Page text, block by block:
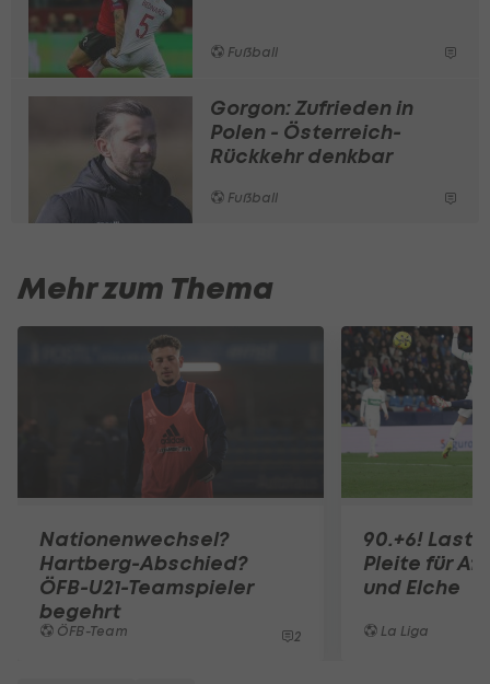
Fußball
Gorgon: Zufrieden in
Polen - Österreich-
Rückkehr denkbar
Fußball
Mehr zum Thema
Nationenwechsel?
Hartberg-Abschied?
ÖFB-U21-Teamspieler
begehrt
ÖFB-Team 2
90.+6!
Pleite für
und Elche
La Liga